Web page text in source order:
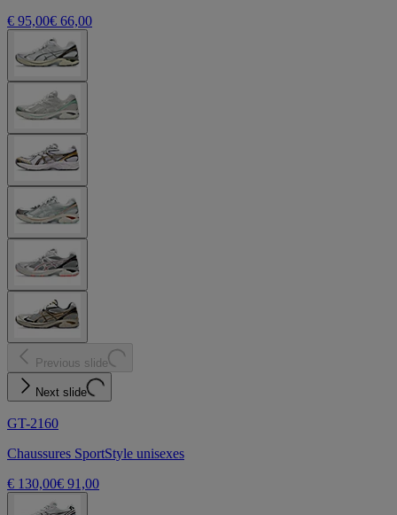
€ 95,00€ 66,00
Previous slide
Next slide
GT-2160
Chaussures SportStyle unisexes
€ 130,00€ 91,00